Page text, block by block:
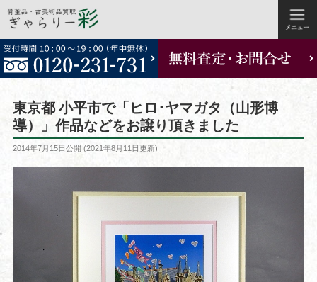
コ
ン
テ
東京都 小平市で「ヒロ･ヤマガタ（山形博
導）」作品などをお譲り頂きました
投
2014年7月15日公開 (2021年8月11日更新)